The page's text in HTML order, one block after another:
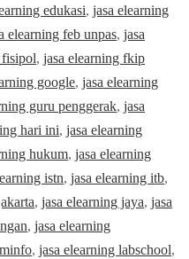
edukasi, jasa elearning
elearning feb unpas, jasa
fisipol, jasa elearning fkip
google, jasa elearning
guru penggerak, jasa
hari ini, jasa elearning
hukum, jasa elearning
istn, jasa elearning itb,
, jasa elearning jaya, jasa
, jasa elearning
, jasa elearning labschool,